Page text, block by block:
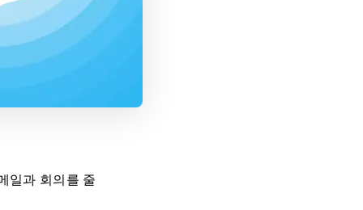
일과 회의를 줄